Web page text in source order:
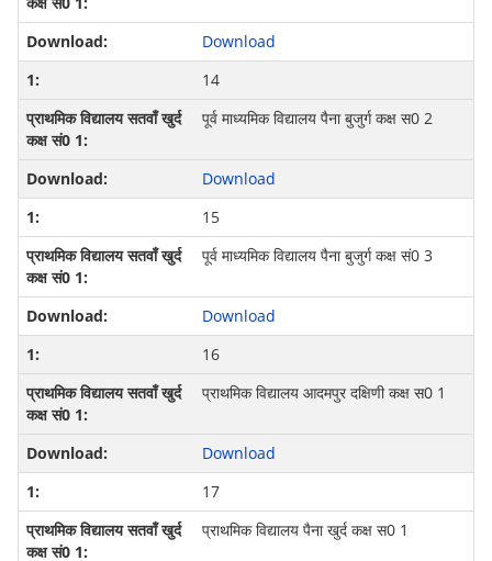
Download
14
पूर्व माध्‍यमिक विद्यालय पैना बुजुर्ग कक्ष स0 2
Download
15
पूर्व माध्यमिक विद्यालय पैना बुजुर्ग कक्ष सं0 3
Download
16
प्राथमिक विद्यालय आदमपुर दक्षिणी कक्ष स0 1
Download
17
प्राथमिक विद्यालय पैना खुर्द कक्ष स0 1